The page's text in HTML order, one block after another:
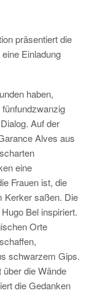
präsentiert die
eine Einladung
haben,
Auf der
Alves aus
eine
Frauen ist, die
Kerker saßen. Die
Bel inspiriert.
Orte
schwarzem Gips.
die Wände
die Gedanken